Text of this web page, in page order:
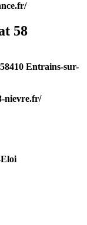
58
Entrains-sur-
nievre.fr/